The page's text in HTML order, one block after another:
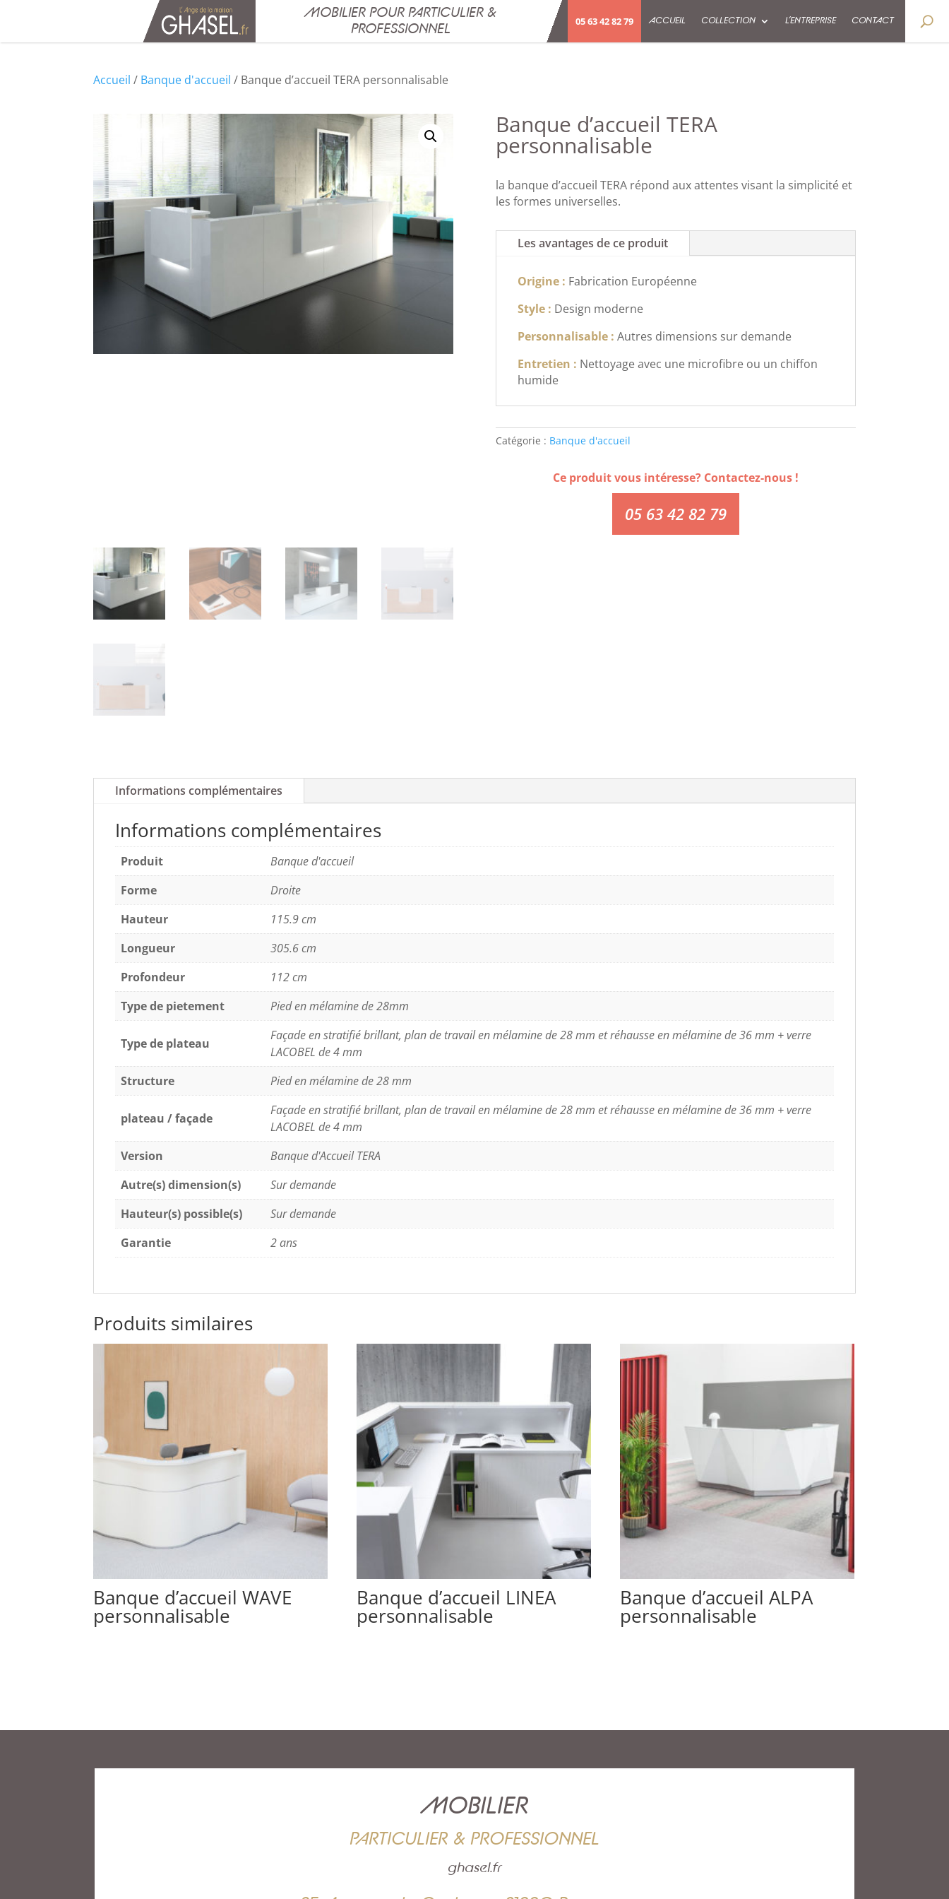
MOBILIER POUR PARTICULIER &
PROFESSIONNEL
05 63 42 82 79 ACCUEIL COLLECTION L’ENTREPRISE CONTACT
Accueil / Banque d'accueil / Banque d’accueil TERA personnalisable
Banque d’accueil TERA
personnalisable
la banque d’accueil TERA répond aux attentes visant la simplicité et
les formes universelles.
Les avantages de ce produit
Origine : Fabrication Européenne
Style : Design moderne
Personnalisable : Autres dimensions sur demande
Entretien : Nettoyage avec une microfibre ou un chiffon
humide
Catégorie : Banque d'accueil
Ce produit vous intéresse? Contactez-nous !
05 63 42 82 79
Informations complémentaires
Informations complémentaires
Produit
Banque d'accueil
Forme
Droite
Hauteur
115.9 cm
Longueur
305.6 cm
Profondeur
112 cm
Type de pietement
Pied en mélamine de 28mm
Type de plateau
Façade en stratifié brillant, plan de travail en mélamine de 28 mm et réhausse en mélamine de 36 mm + verre
LACOBEL de 4 mm
Structure
Pied en mélamine de 28 mm
plateau / façade
Façade en stratifié brillant, plan de travail en mélamine de 28 mm et réhausse en mélamine de 36 mm + verre
LACOBEL de 4 mm
Version
Banque d'Accueil TERA
Autre(s) dimension(s)
Sur demande
Hauteur(s) possible(s)
Sur demande
Garantie
2 ans
Produits similaires
Banque d’accueil WAVE
personnalisable
Banque d’accueil LINEA
personnalisable
Banque d’accueil ALPA
personnalisable
MOBILIER
PARTICULIER & PROFESSIONNEL
ghasel.fr